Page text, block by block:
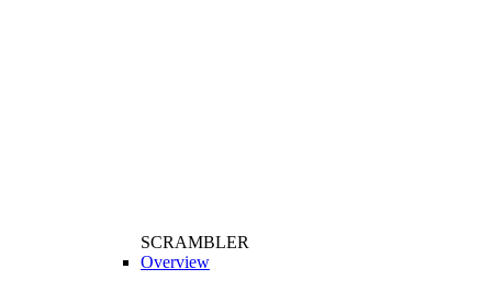
SCRAMBLER
Overview